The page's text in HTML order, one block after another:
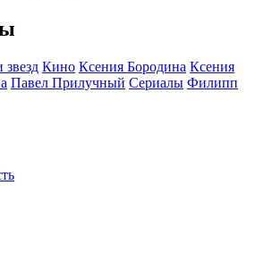
звезд Кино Ксения Бородина Ксения
Павел Прилучный Сериалы Филипп